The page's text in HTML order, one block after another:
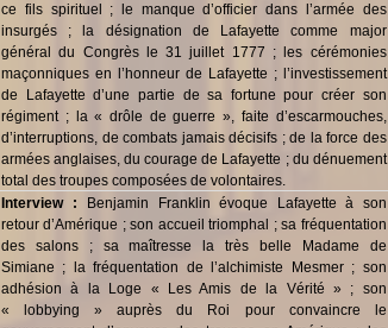
ce fils spirituel ; le manque d’officier dans l’armée des
insurgés ; la désignation de Lafayette comme major
général du Congrès le 31 juillet 1777 ; les cérémonies
maçonniques en l’honneur de Lafayette ; l’investissement
de Lafayette d’une partie de sa fortune pour créer son
régiment ; la « drôle de guerre », faite d’escarmouches,
d’interruptions, de combats jamais décisifs ; de la force des
armées anglaises, du courage de Lafayette ; du dénuement
total des troupes composées de volontaires.
Interview :
Benjamin Franklin évoque Lafayette à son
retour d’Amérique ; son accueil triomphal ; sa fréquentation
des salons ; sa maîtresse la très belle Madame de
Simiane ; la fréquentation de l’alchimiste Mesmer ; son
adhésion à la Loge « Les Amis de la Vérité » ; son
« lobbying » auprès du Roi pour convaincre le